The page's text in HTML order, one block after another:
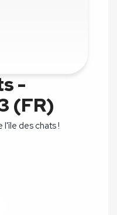
-
(FR)
des chats !